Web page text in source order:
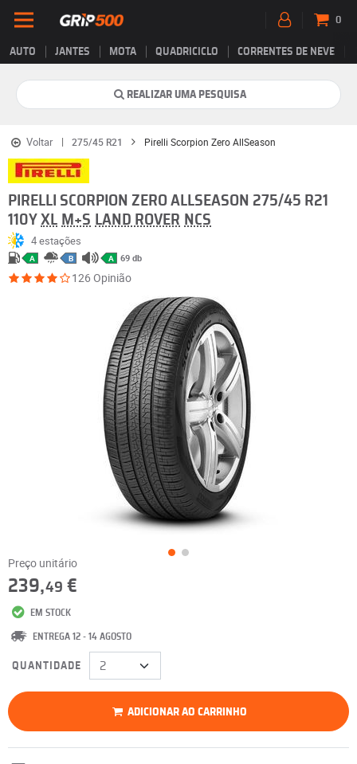
AUTO JANTES MOTA QUADRICICLO CORRENTES DE NEVE
0
REALIZAR UMA PESQUISA
Voltar 275/45 R21 Pirelli Scorpion Zero AllSeason
PIRELLI SCORPION ZERO ALLSEASON 275/45 R21
110Y XL M+S LAND ROVER NCS
4 estações
A B A 69 db
126 Opinião
Preço unitário
239,49 €
EM STOCK
ENTREGA 12 - 14 AGOSTO
QUANTIDADE
ADICIONAR AO CARRINHO